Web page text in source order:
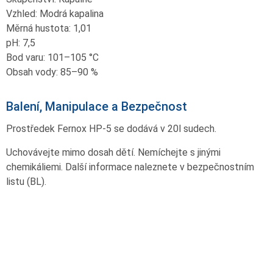
Vzhled: Modrá kapalina
Měrná hustota: 1,01
pH: 7,5
Bod varu: 101–⁠105 °C
Obsah vody: 85–⁠90 %
Balení, Manipulace a Bezpečnost
Prostředek Fernox HP-5 se dodává v 20l sudech.
Uchovávejte mimo dosah dětí. Nemíchejte s jinými
chemikáliemi. Další informace naleznete v bezpečnostním
listu (BL).